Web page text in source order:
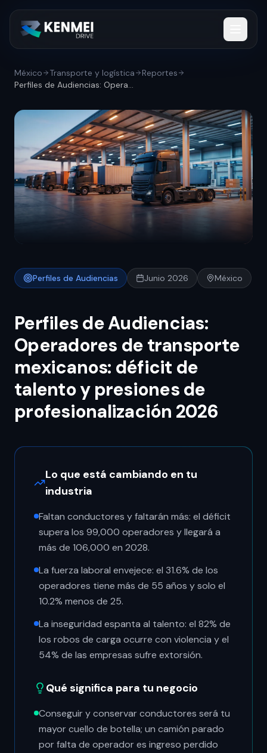
México Transporte y logística
Reportes
Perfiles de Audiencias: Operadores de tr...
Perfiles de Audiencias Junio 2026 México
Perfiles de Audiencias:
Operadores de transporte
mexicanos: déficit de
talento y presiones de
profesionalización 2026
Lo que está cambiando en tu
industria
Faltan conductores y faltarán más: el déficit
supera los 99,000 operadores y llegará a
más de 106,000 en 2028.
La fuerza laboral envejece: el 31.6% de los
operadores tiene más de 55 años y solo el
10.2% menos de 25.
La inseguridad espanta al talento: el 82% de
los robos de carga ocurre con violencia y el
54% de las empresas sufre extorsión.
Qué significa para tu negocio
Conseguir y conservar conductores será tu
mayor cuello de botella; un camión parado
por falta de operador es ingreso perdido